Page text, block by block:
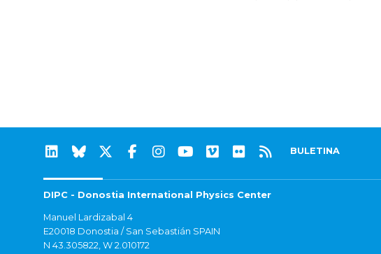
BULETINA
DIPC - Donostia International Physics Center
Manuel Lardizabal 4
E20018 Donostia / San Sebastián SPAIN
N 43.305822, W 2.010172